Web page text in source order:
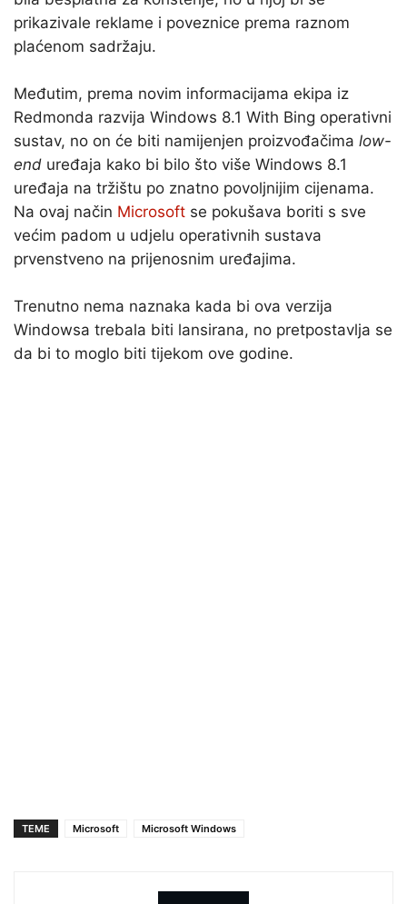
prikazivale reklame i poveznice prema raznom
plaćenom sadržaju.
Međutim, prema novim informacijama ekipa iz
Redmonda razvija Windows 8.1 With Bing operativni
sustav, no on će biti namijenjen proizvođačima low-
end uređaja kako bi bilo što više Windows 8.1
uređaja na tržištu po znatno povoljnijim cijenama.
Na ovaj način Microsoft se pokušava boriti s sve
većim padom u udjelu operativnih sustava
prvenstveno na prijenosnim uređajima.
Trenutno nema naznaka kada bi ova verzija
Windowsa trebala biti lansirana, no pretpostavlja se
da bi to moglo biti tijekom ove godine.
TEME Microsoft Microsoft Windows